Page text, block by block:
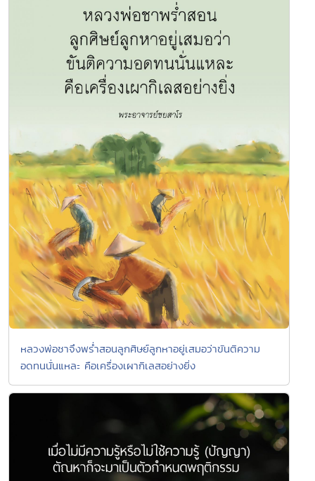
หลวงพ่อชาจึงพร่ำสอนลูกศิษย์ลูกหาอยู่เสมอว่าขันติความ
อดทนนั่นแหละ คือเครื่องเผากิเลสอย่างยิ่ง